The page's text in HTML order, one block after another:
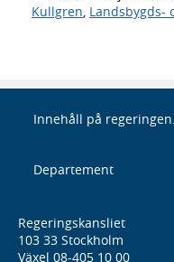
Kullgren,
Innehåll på
Departement
Regeringskansliet
103 33 Stockholm
Växel 08-405 10 00